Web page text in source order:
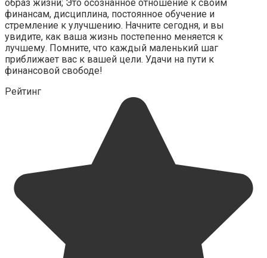
образ жизни; Это осознанное отношение к своим
финансам, дисциплина, постоянное обучение и
стремление к улучшению. Начните сегодня, и вы
увидите, как ваша жизнь постепенно меняется к
лучшему. Помните, что каждый маленький шаг
приближает вас к вашей цели. Удачи на пути к
финансовой свободе!
Рейтинг